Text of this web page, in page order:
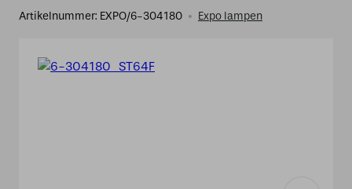
Artikelnummer: EXPO/6-304180 Expo lampen